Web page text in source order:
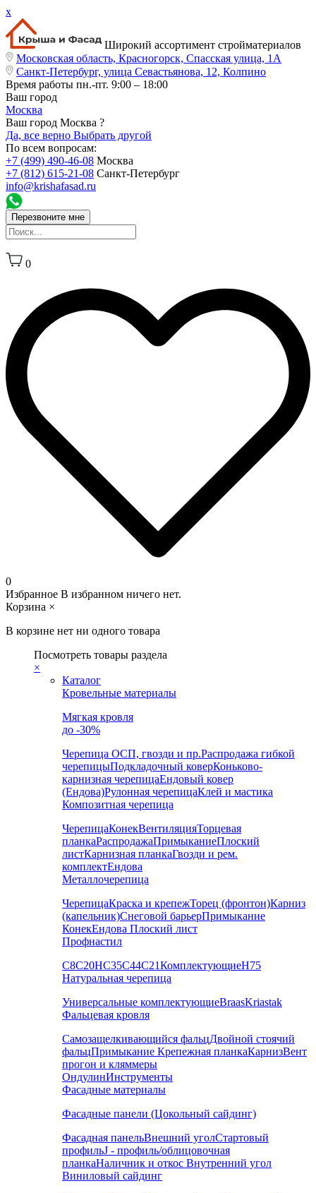
x
Широкий ассортимент стройматериалов
Московская область, Красногорск, Спасская улица, 1А
Санкт-Петербург, улица Севастьянова, 12, Колпино
Время работы пн.-пт. 9:00 – 18:00
Ваш город
Москва
Ваш город Москва ?
Да, все верно Выбрать другой
По всем вопросам:
+7 (499) 490-46-08 Москва
+7 (812) 615-21-08 Санкт-Петербург
info@krishafasad.ru
Перезвоните мне
0
0
Избранное В избранном ничего нет.
Корзина ×
В корзине нет ни одного товара
Посмотреть товары раздела
×
Каталог
Кровельные материалы
Мягкая кровля
до -30%
Черепица ОСП, гвозди и пр.Распродажа гибкой
черепицыПодкладочный коверКоньково-
карнизная черепицаЕндовый ковер
(Ендова)Рулонная черепицаКлей и мастика
Композитная черепица
ЧерепицаКонекВентиляцияТорцевая
планкаРаспродажаПримыканиеПлоский
листКарнизная планкаГвозди и рем.
комплектЕндова
Металлочерепица
ЧерепицаКраска и крепежТорец (фронтон)Карниз
(капельник)Снеговой барьерПримыкание
КонекЕндова Плоский лист
Профнастил
С8С20НС35С44С21КомплектующиеН75
Натуральная черепица
Универсальные комплектующиеBraasKriastak
Фальцевая кровля
Самозащелкивающийся фальцДвойной стоячий
фальцПримыкание Крепежная планкаКарнизВент
прогон и кляммеры
ОндулинИнструменты
Фасадные материалы
Фасадные панели (Цокольный сайдинг)
Фасадная панельВнешний уголСтартовый
профильJ - профиль/облицовочная
планкаНаличник и откос Внутренний угол
Виниловый сайдинг